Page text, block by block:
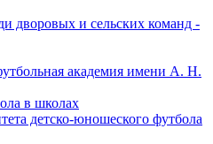
дворовых и сельских команд -
академия имени А. Н.
в школах
детско-юношеского футбола